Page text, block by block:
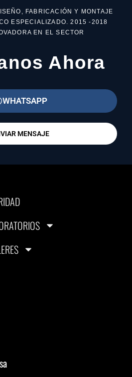
FABRICACIÓN Y MONTAJE
ESPECIALIZADO. 2015 -2018
EN EL SECTOR
Ahora
WHATSAPP
MENSAJE